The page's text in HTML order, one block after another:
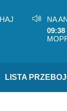
NA
09:38
LISTA